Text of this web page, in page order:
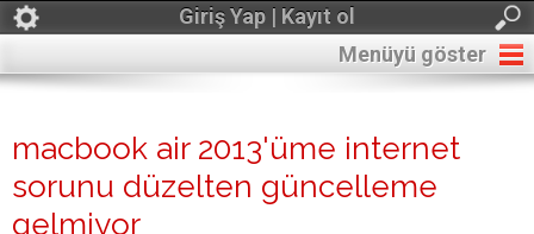
Giriş Yap | Kayıt ol
Menüyü göster
macbook air 2013'üme internet
sorunu düzelten güncelleme
gelmiyor